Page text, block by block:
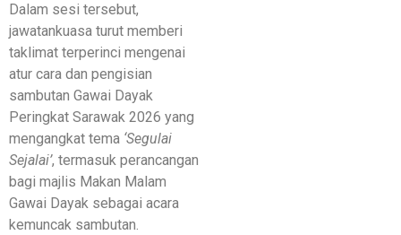
​Dalam sesi tersebut,
jawatankuasa turut memberi
taklimat terperinci mengenai
atur cara dan pengisian
sambutan Gawai Dayak
Peringkat Sarawak 2026 yang
mengangkat tema ‘Segulai
Sejalai’, termasuk perancangan
bagi majlis Makan Malam
Gawai Dayak sebagai acara
kemuncak sambutan.